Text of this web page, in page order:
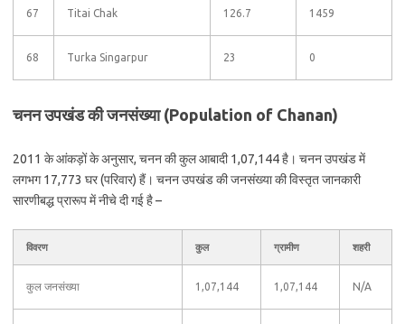
67 Titai Chak 126.7 1459
68 Turka Singarpur 23 0
चनन उपखंड की जनसंख्या (Population of Chanan)
2011 के आंकड़ों के अनुसार, चनन की कुल आबादी 1,07,144 है। चनन उपखंड में
लगभग 17,773 घर (परिवार) हैं। चनन उपखंड की जनसंख्या की विस्तृत जानकारी
सारणीबद्ध प्रारूप में नीचे दी गई है –
विवरण कुल ग्रामीण शहरी
कुल जनसंख्या 1,07,144 1,07,144 N/A